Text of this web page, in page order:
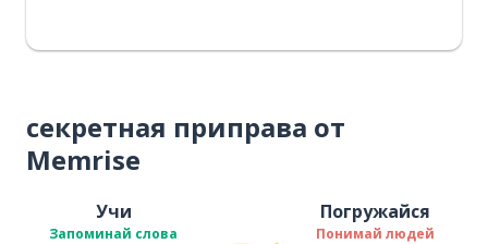
секретная приправа от
Memrise
Учи
Запоминай слова
Погружайся
Понимай людей